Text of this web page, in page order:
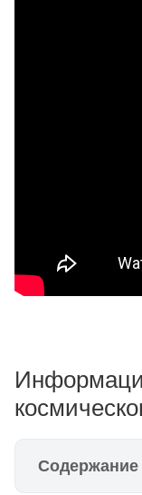
Содержание